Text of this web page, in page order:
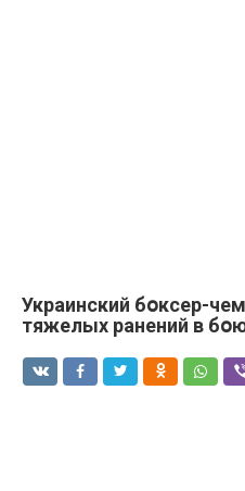
Украинский бօксер-
тяжелых ранений в